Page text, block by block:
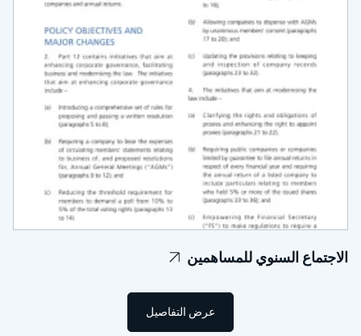
السنوي للمساهمين
عرض التفاصيل